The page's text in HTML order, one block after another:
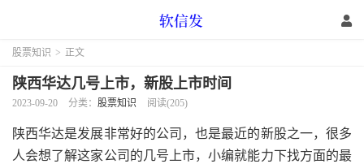
股票知识 > 正文
陕西华达几号上市，新股上市时间
2023-09-20 分类： 股票知识 阅读(205)
陕西华达是发展非常好的公司，也是最近的新股之一，很多
人会想了解这家公司的几号上市，小编就能力下找方面的最